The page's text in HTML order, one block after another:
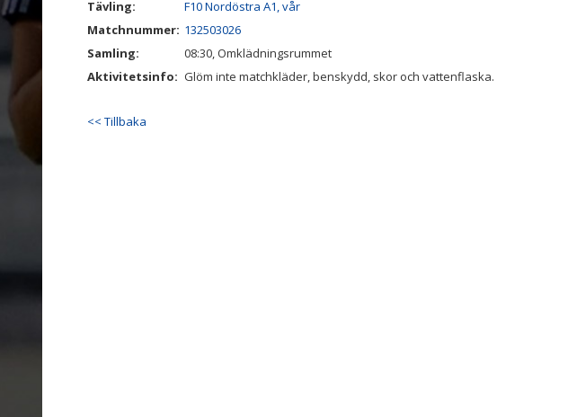
Tävling:
F10 Nordöstra A1, vår
Matchnummer: 132503026
Samling:
08:30, Omklädningsrummet
Aktivitetsinfo: Glöm inte matchkläder, benskydd, skor och vattenflaska.
<< Tillbaka